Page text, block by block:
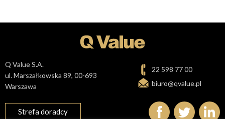
Q Value S.A.
ul. Marszałkowska 89, 00-693
Warszawa
22 598 77 00
biuro@qvalue.pl
Strefa doradcy